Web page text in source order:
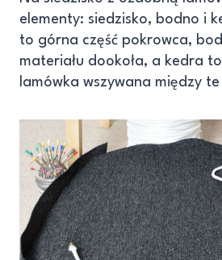
elementy: siedzisko, bodno i
to górna część pokrowca,
materiału dookoła, a kedra
lamówka wszywana między